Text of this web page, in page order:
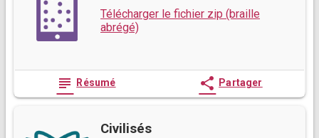
Télécharger le fichier zip (braille
abrégé)
subject Résumé share Partager
Civilisés